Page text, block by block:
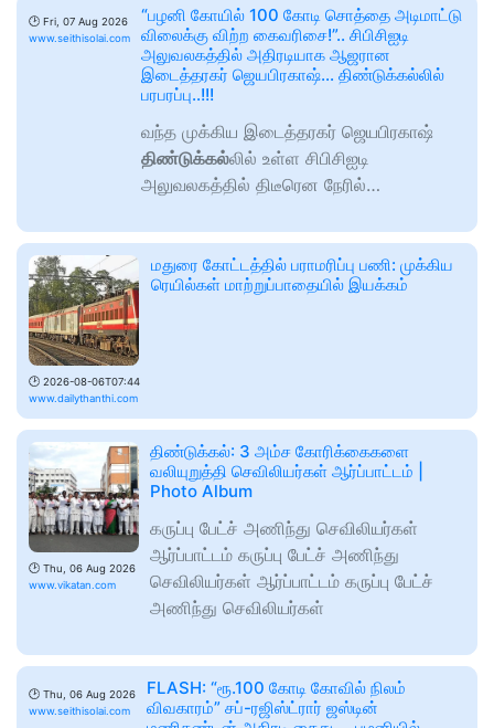
🕑 Fri, 07 Aug 2026
www.seithisolai.com
“பழனி கோயில் 100 கோடி சொத்தை அடிமாட்டு
விலைக்கு விற்ற கைவரிசை!”.. சிபிசிஐடி
அலுவலகத்தில் அதிரடியாக ஆஜரான
இடைத்தரகர் ஜெயபிரகாஷ்… திண்டுக்கல்லில்
பரபரப்பு..!!!
வந்த முக்கிய இடைத்தரகர் ஜெயபிரகாஷ்
திண்டுக்கல்லில் உள்ள சிபிசிஐடி
அலுவலகத்தில் திடீரென நேரில்…
🕑 2026-08-06T07:44
www.dailythanthi.com
மதுரை கோட்டத்தில் பராமரிப்பு பணி: முக்கிய
ரெயில்கள் மாற்றுப்பாதையில் இயக்கம்
🕑 Thu, 06 Aug 2026
www.vikatan.com
திண்டுக்கல்: 3 அம்ச கோரிக்கைகளை
வலியுறுத்தி செவிலியர்கள் ஆர்ப்பாட்டம் |
Photo Album
கருப்பு பேட்ச் அணிந்து செவிலியர்கள்
ஆர்ப்பாட்டம் கருப்பு பேட்ச் அணிந்து
செவிலியர்கள் ஆர்ப்பாட்டம் கருப்பு பேட்ச்
அணிந்து செவிலியர்கள்
🕑 Thu, 06 Aug 2026
www.seithisolai.com
FLASH: “ரூ.100 கோடி கோவில் நிலம்
விவகாரம்” சப்-ரஜிஸ்ட்ரார் ஜஸ்டின்